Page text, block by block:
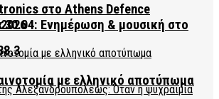
30.04: Ενημέρωση & μουσική στο
στο Athens Defence
με ελληνικό αποτύπωμα